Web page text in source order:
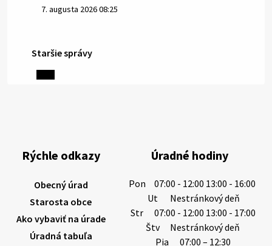
7. augusta 2026 08:25
6. augusta 2026 08:13
výdatnosti vodárenských zdrojov.
Západoslovenská vodárenská spoločnosť preto
6. augusta 2026 08:12
5. augusta 2026 13:10
Staršie správy
Rýchle odkazy
Obecný úrad
Starosta obce
Ako vybaviť na úrade
Úradná tabuľa
Úradné hodiny
Pon
07:00 - 12:00 13:00 - 16:00
Ut
Nestránkový deň
Str
07:00 - 12:00 13:00 - 17:00
Štv
Nestránkový deň
Pia
07:00 – 12:30